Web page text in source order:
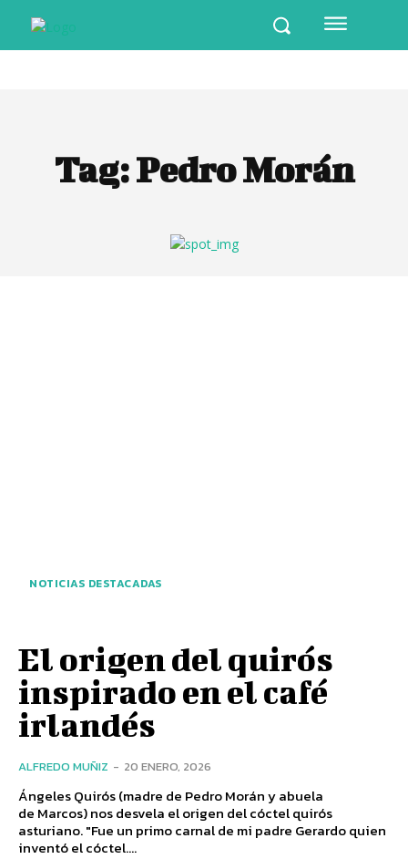
Tag:Pedro Morán
NOTICIAS DESTACADAS
El origen del quirós
inspirado en el café
irlandés
ALFREDO MUÑIZ - 20 ENERO, 2026
Ángeles Quirós (madre de Pedro Morán y abuela
de Marcos) nos desvela el origen del cóctel quirós
asturiano. "Fue un primo carnal de mi padre Gerardo quien
inventó el cóctel....